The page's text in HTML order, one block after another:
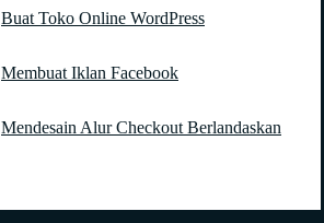
Buat Toko Online WordPress
Membuat Iklan Facebook
Mendesain Alur Checkout Berlandaskan